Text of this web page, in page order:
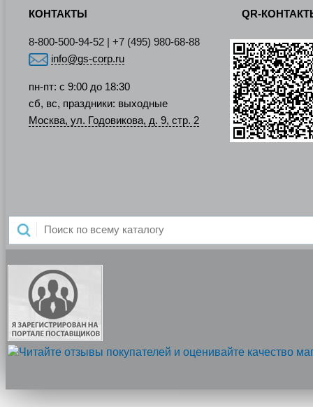
КОНТАКТЫ
8-800-500-94-52 | +7 (495) 980-68-88
info@gs-corp.ru
пн-пт: с 9:00 до 18:30
сб, вс, праздники: выходные
Москва, ул. Годовикова, д. 9, стр. 2
QR-